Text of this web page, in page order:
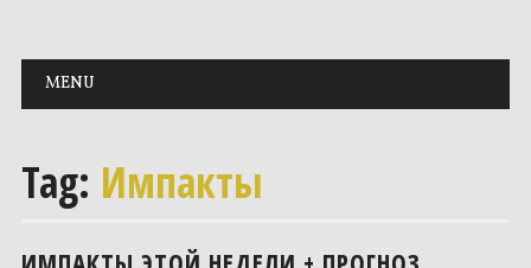
Main menu
Skip to content
MENU
Tag: Импакты